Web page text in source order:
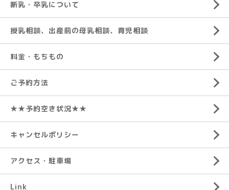
断乳・卒乳について
授乳相談、出産前の母乳相談、育児相談
料金・もちもの
ご予約方法
★★予約空き状況★★
キャンセルポリシー
アクセス・駐車場
Link